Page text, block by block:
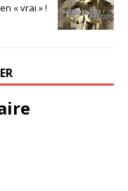
« vrai » !